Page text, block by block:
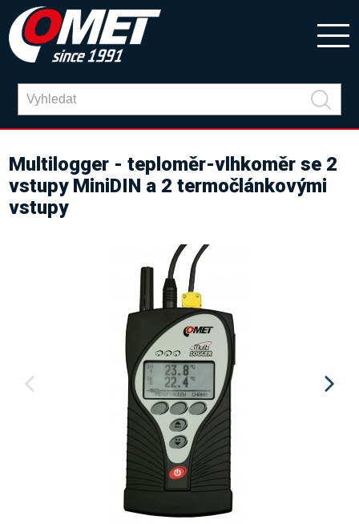
Multilogger - teploměr-vlhkoměr se 2
vstupy MiniDIN a 2 termočlánkovými
vstupy